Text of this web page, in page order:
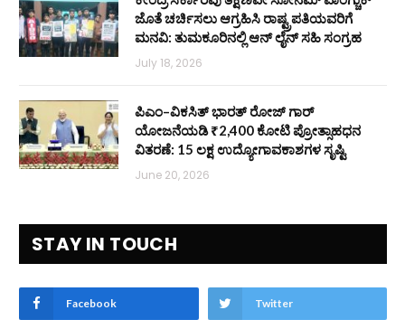
ಜೊತೆ ಚರ್ಚಿಸಲು ಆಗ್ರಹಿಸಿ ರಾಷ್ಟ್ರಪತಿಯವರಿಗೆ
ಮನವಿ: ತುಮಕೂರಿನಲ್ಲಿ ಆನ್‌ ಲೈನ್ ಸಹಿ ಸಂಗ್ರಹ
July 18, 2026
ಪಿಎಂ–ವಿಕಸಿತ್ ಭಾರತ್ ರೋಜ್‌ ಗಾರ್
ಯೋಜನೆಯಡಿ ₹2,400 ಕೋಟಿ ಪ್ರೋತ್ಸಾಹಧನ
ವಿತರಣೆ: 15 ಲಕ್ಷ ಉದ್ಯೋಗಾವಕಾಶಗಳ ಸೃಷ್ಟಿ
June 20, 2026
STAY IN TOUCH
Facebook Twitter